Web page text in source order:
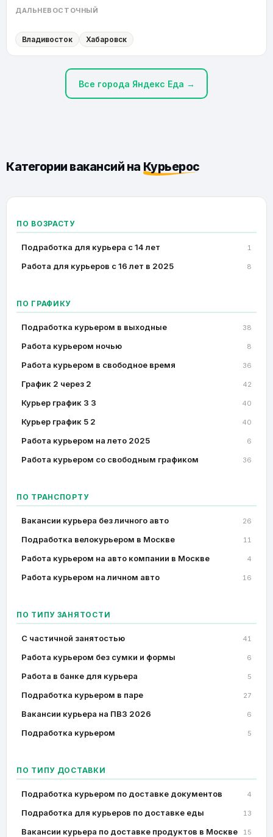
ДАЛЬНЕВОСТОЧНЫЙ
Владивосток Хабаровск
Все города Яндекс Еда →
Категории вакансий на Курьерос
ПО ВОЗРАСТУ
Подработка для курьера с 14 лет 1
Работа для курьеров с 16 лет в 2025 8
ПО ГРАФИКУ
Подработка курьером в выходные 38
Работа курьером ночью 8
Работа курьером в свободное время 36
График 2 через 2 42
Курьер график 3 3 40
Курьер график 5 2 40
Работа курьером на лето 2025 6
Работа курьером со свободным графиком 36
ПО ТРАНСПОРТУ
Вакансии курьера без личного авто 26
Подработка велокурьером в Москве 11
Работа курьером на авто компании в Москве 4
Работа курьером на личном авто 16
ПО ТИПУ ЗАНЯТОСТИ
C частичной занятостью 41
Работа курьером без сумки и формы 6
Работа в банке для курьера 5
Подработка курьером в паре 27
Вакансии курьера на ПВЗ 2026 6
Подработка курьером 5
ПО ТИПУ ДОСТАВКИ
Подработка курьером по доставке документов 4
Подработка для курьеров по доставке еды 13
Вакансии курьера по доставке продуктов в Москве 15